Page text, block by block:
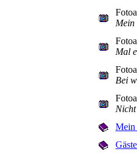
Mein
Mal
Bei
Mein